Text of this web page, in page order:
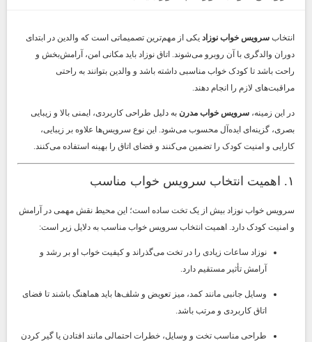
انتخابسرویس خواب نوزاد یکی از مهم‌ترین تصمیماتی است که والدین در ابتدای
دوران والدگری با آن روبرو می‌شوند. اتاق نوزاد باید مکانی امن، آرامش‌بخش و
راحت باشد تا کودک خواب مناسبی داشته باشد و والدین بتوانند به راحتی
مراقبت‌های لازم را انجام دهند.
در این زمینه،سرویس خواب مدرنبه دلیل طراحی کاربردی، ایمنی بالا و زیبایی
بصری، گزینه‌ای ایده‌آل محسوب می‌شود. این نوع سرویس‌ها علاوه بر زیبایی،
کارایی و امنیت کودک را تضمین می‌کنند و فضای اتاق را بهینه استفاده می‌کنند.
سرویس خواب نوزاد بیش از یک تخت ساده است؛ این محیط نقش مهمی در آرامش
و امنیت کودک دارد. اهمیت انتخاب سرویس خواب مناسب به دلایل زیر است:
نوزاد ساعات زیادی را در تخت می‌گذراند و کیفیت خواب او بر رشد و
آرامش تأثیر مستقیم دارد.
وسایل جانبی مانند کمد، میز تعویض و شلف‌ها باید هماهنگ باشند تا فضای
اتاق کاربردی و مرتب باشد.
طراحی مناسب تخت و وسایل، خطرات احتمالی مانند افتادن یا گیر کردن